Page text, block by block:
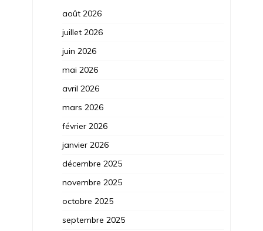
août 2026
juillet 2026
juin 2026
mai 2026
avril 2026
mars 2026
février 2026
janvier 2026
décembre 2025
novembre 2025
octobre 2025
septembre 2025